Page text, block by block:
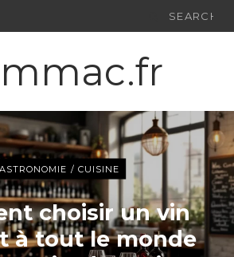
Search
/ CUISINE
choisir un vin
à tout le monde